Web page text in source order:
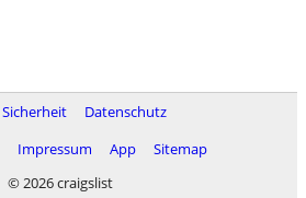
Sicherheit
Datenschutz
Impressum App
Sitemap
© 2026 craigslist